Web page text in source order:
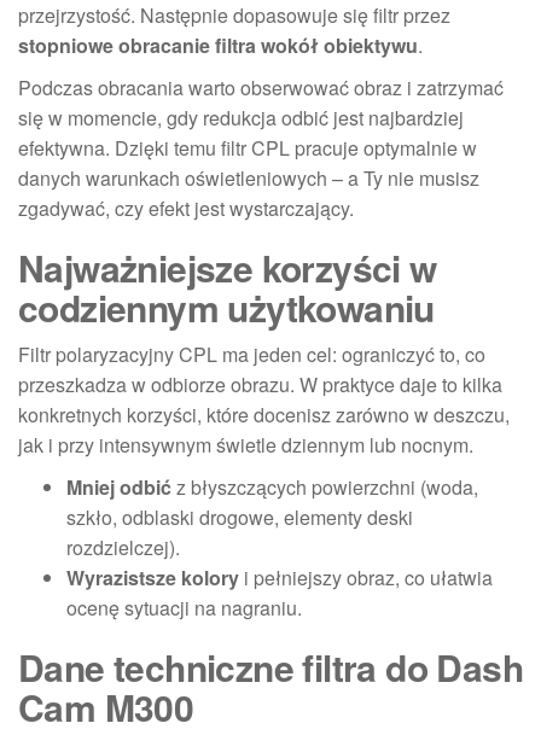
przejrzystość. Następnie dopasowuje się filtr przez
stopniowe obracanie filtra wokół obiektywu.
Podczas obracania warto obserwować obraz i zatrzymać
się w momencie, gdy redukcja odbić jest najbardziej
efektywna. Dzięki temu filtr CPL pracuje optymalnie w
danych warunkach oświetleniowych – a Ty nie musisz
zgadywać, czy efekt jest wystarczający.
Najważniejsze korzyści w
codziennym użytkowaniu
Filtr polaryzacyjny CPL ma jeden cel: ograniczyć to, co
przeszkadza w odbiorze obrazu. W praktyce daje to kilka
konkretnych korzyści, które docenisz zarówno w deszczu,
jak i przy intensywnym świetle dziennym lub nocnym.
Mniej odbić z błyszczących powierzchni (woda,
szkło, odblaski drogowe, elementy deski
rozdzielczej).
Wyrazistsze kolory i pełniejszy obraz, co ułatwia
ocenę sytuacji na nagraniu.
Dane techniczne filtra do Dash
Cam M300